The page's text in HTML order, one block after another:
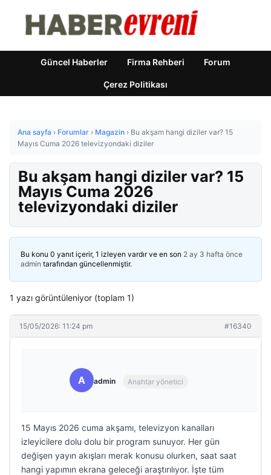
Güncel Haberler Firma Rehberi Forum
Çerez Politikası
Ana sayfa › Forumlar › Magazin › Bu akşam hangi diziler var? 15
Mayıs Cuma 2026 televizyondaki diziler
Bu akşam hangi diziler var? 15
Mayıs Cuma 2026
televizyondaki diziler
Bu konu 0 yanıt içerir, 1 izleyen vardır ve en son 2 ay 3 hafta önce
admin tarafından güncellenmiştir.
1 yazı görüntüleniyor (toplam 1)
15/05/2026: 11:24 pm #16340
A admin Anahtar yönetici
15 Mayıs 2026 cuma akşamı, televizyon kanalları
izleyicilere dolu dolu bir program sunuyor. Her gün
değişen yayın akışları merak konusu olurken, saat saat
hangi yapımın ekrana geleceği araştırılıyor. İşte tüm